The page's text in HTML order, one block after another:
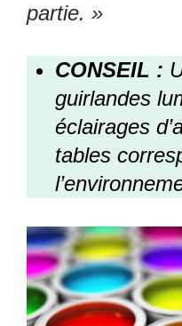
partie. »
CONSEIL :
guirlandes
éclairages
tables